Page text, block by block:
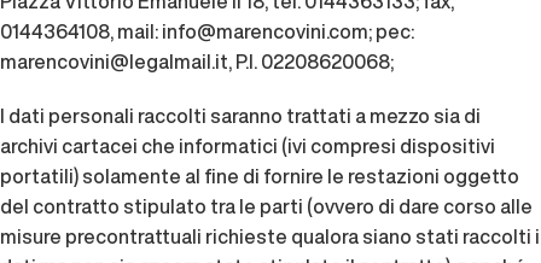
0144364108, mail: info@marencovini.com; pec:
marencovini@legalmail.it, P.I. 02208620068;
I dati personali raccolti saranno trattati a mezzo sia di
archivi cartacei che informatici (ivi compresi dispositivi
portatili) solamente al fine di fornire le restazioni oggetto
del contratto stipulato tra le parti (ovvero di dare corso alle
misure precontrattuali richieste qualora siano stati raccolti i